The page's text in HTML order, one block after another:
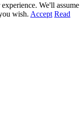
We'll assume
wish. Accept Read